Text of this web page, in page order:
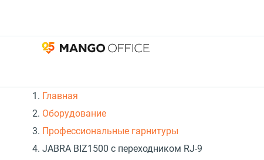
Главная
Оборудование
Профессиональные гарнитуры
JABRA BIZ1500 с переходником RJ-9